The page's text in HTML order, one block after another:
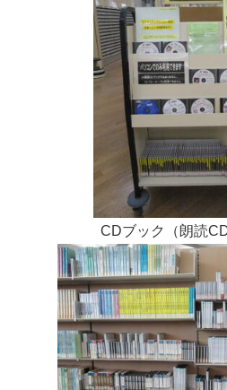
CDブック（朗読